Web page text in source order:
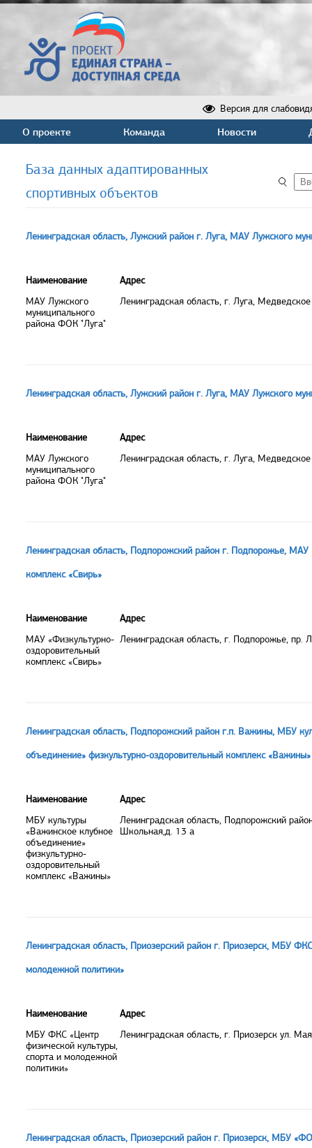
Версия для
О проекте Команда Новости
База данных адаптированных
спортивных объектов
Ленинградская область, Лужский район г. Луга, МАУ Лужского
Наименование
МАУ Лужского
муниципального
района ФОК "Луга"
Адрес
Ленинградская область, г. Луга,
Ленинградская область, Лужский район г. Луга, МАУ Лужского
Наименование
МАУ Лужского
муниципального
района ФОК "Луга"
Адрес
Ленинградская область, г. Луга,
Ленинградская область, Подпорожский район г. Подпорожье, МАУ
комплекс «Свирь»
Наименование
МАУ «Физкультурно-
оздоровительный
комплекс «Свирь»
Адрес
Ленинградская область, г. Подпорожье, пр.
Ленинградская область, Подпорожский район г.п. Важины, МБУ
объединение» физкультурно-оздоровительный комплекс «Важины»
Наименование
МБУ культуры
«Важинское клубное
объединение»
физкультурно-
оздоровительный
комплекс «Важины»
Адрес
Ленинградская область, Подпорожский
Школьная,д. 13 а
Ленинградская область, Приозерский район г. Приозерск, МБУ
молодежной политики»
Наименование
МБУ ФКС «Центр
физической культуры,
спорта и молодежной
политики»
Адрес
Ленинградская область, г. Приозерск ул.
Ленинградская область, Приозерский район г. Приозерск, МБУ